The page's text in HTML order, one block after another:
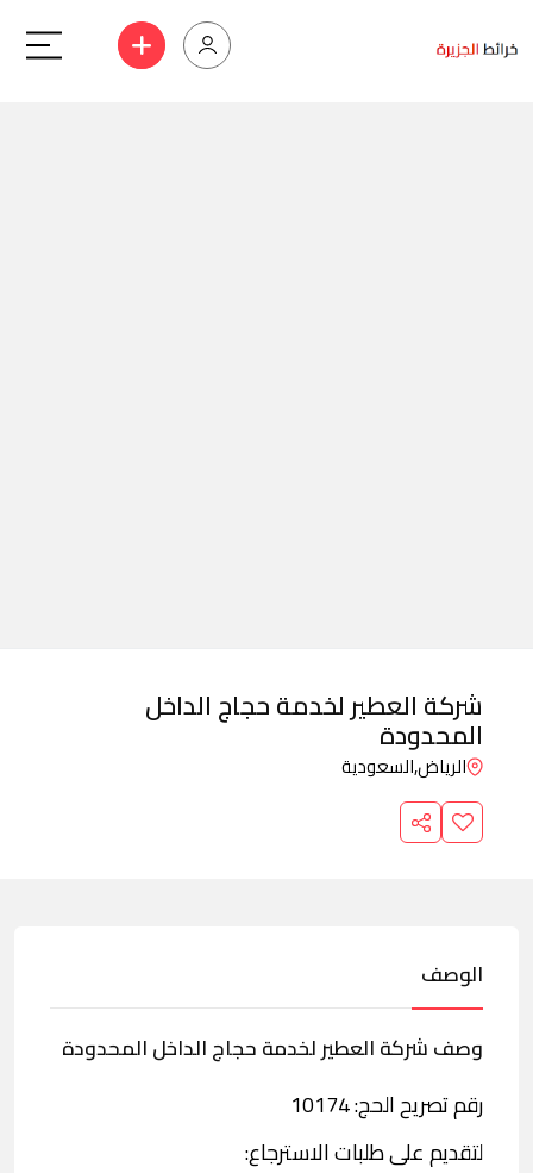
شركة العطير لخدمة حجاج الداخل
المحدودة
الرياض,السعودية
الوصف
وصف شركة العطير لخدمة حجاج الداخل المحدودة
رقم تصريح الحج: 10174
لتقديم على طلبات الاسترجاع: